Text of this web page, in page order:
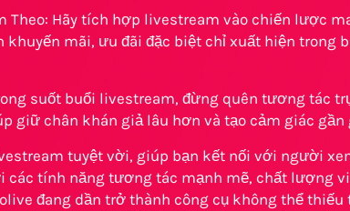
Theo: Hãy tích hợp livestream vào chiến lược
khuyến mãi, ưu đãi đặc biệt chỉ xuất hiện trong
suốt buổi livestream, đừng quên tương tác
giữ chân khán giả lâu hơn và tạo cảm giác
tuyệt vời, giúp bạn kết nối với người
tính năng tương tác mạnh mẽ, chất lượng
đang dần trở thành công cụ không thể